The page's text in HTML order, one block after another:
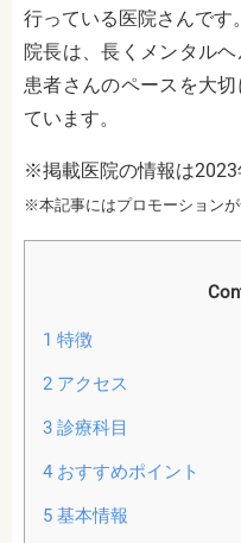
行っている医院さんです。
院長は、長くメンタル
患者さんのペースを大
ています。
※掲載医院の情報は2023
※本記事にはプロモーション
1 特徴
2アクセス
3診療科目
4おすすめポイント
5基本情報